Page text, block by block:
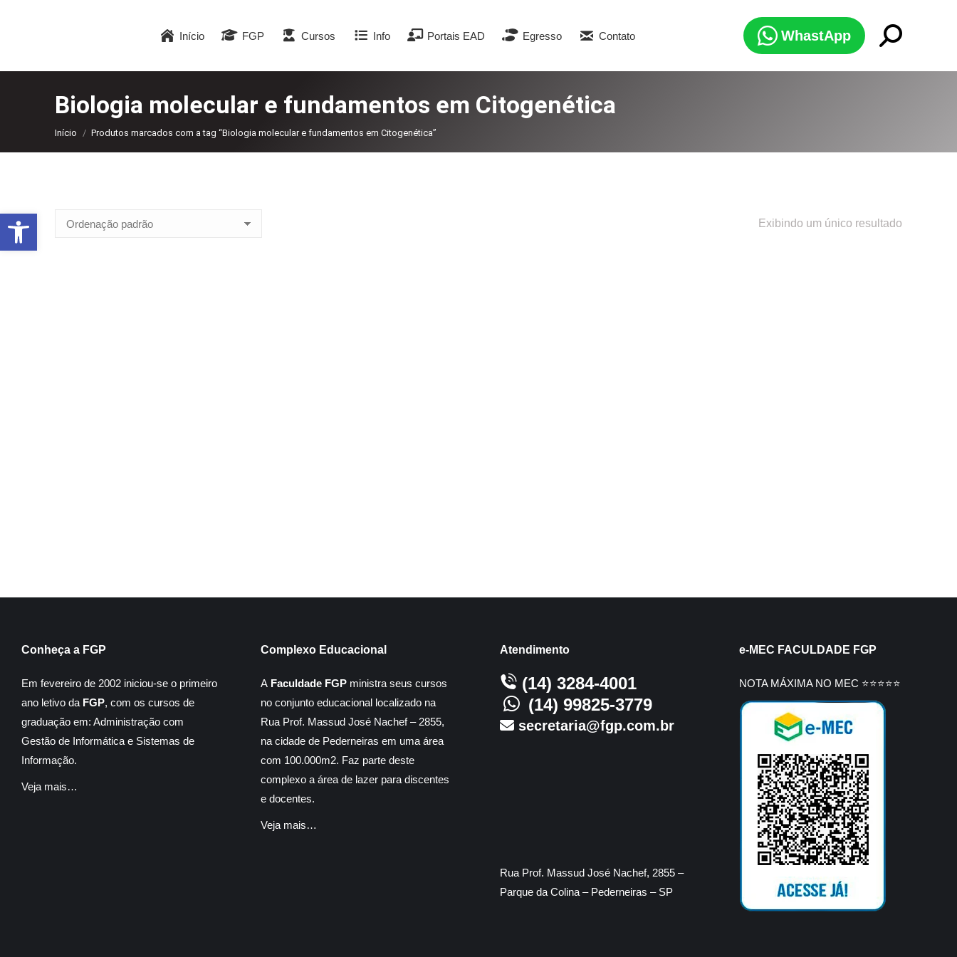
Início FGP Cursos Info Portais EAD Egresso Contato WhastApp Search:
Biologia molecular e fundamentos em Citogenética
Você está aqui:
Início Produtos marcados com a tag “Biologia molecular e fundamentos em Citogenética”
Exibindo um único resultado
Conheça a FGP
Em fevereiro de 2002 iniciou-se o primeiro
ano letivo da FGP, com os cursos de
graduação em: Administração com
Gestão de Informática e Sistemas de
Informação.
Veja mais…
Complexo Educacional
A Faculdade FGP ministra seus cursos
no conjunto educacional localizado na
Rua Prof. Massud José Nachef – 2855,
na cidade de Pederneiras em uma área
com 100.000m2. Faz parte deste
complexo a área de lazer para discentes
e docentes.
Veja mais…
Atendimento
(14) 3284-4001
(14) 99825-3779
secretaria@fgp.com.br
Rua Prof. Massud José Nachef, 2855 –
Parque da Colina – Pederneiras – SP
e-MEC FACULDADE FGP
NOTA MÁXIMA NO MEC ⭐⭐⭐⭐⭐
Abrir a barra de ferramentas